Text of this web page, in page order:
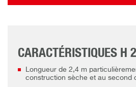
CARACTÉRISTIQUES H
Longueur de 2,4 m
construction sèche et au second